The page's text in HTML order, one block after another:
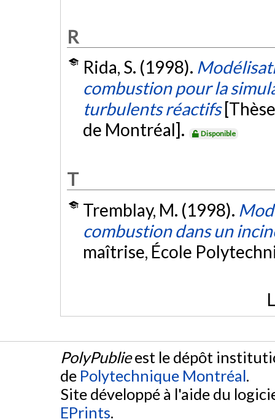
R
Rida, S. (1998).
combustion pour la
turbulents réactifs
de Montréal].
Disponible
T
Tremblay, M. (1998).
combustion dans un
maîtrise, École
PolyPublieest le dépôt
de Polytechnique Montréal.
Site développé à l'aide du
EPrints.